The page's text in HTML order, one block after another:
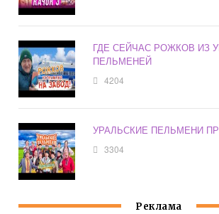
ГДЕ СЕЙЧАС РОЖКОВ ИЗ
ПЕЛЬМЕНЕЙ
4204
УРАЛЬСКИЕ ПЕЛЬМЕНИ
3304
Реклама